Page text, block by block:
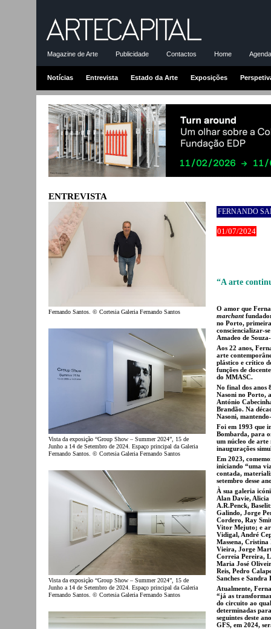
Magazine de Arte Publicidade Contactos Home
Notícias Entrevista Estado da Arte Exposições
ENTREVISTA
Fernando Santos. © Cortesia Galeria Fernando Santos
Vista da exposição “Group Show – Summer 2024”, 15 de
Junho a 14 de Setembro de 2024. Espaço principal da Galeria
Fernando Santos. © Cortesia Galeria Fernando Santos
Vista da exposição “Group Show – Summer 2024”, 15 de
Junho a 14 de Setembro de 2024. Espaço principal da Galeria
Fernando Santos. © Cortesia Galeria Fernando Santos
FERNANDO
01/07/2024
“A arte
O amor que
marchant
no Porto,
consciencializar-
Amadeo de
Aos 22 anos,
arte
plástico e crítico
funções de
do MMASC.
No final dos anos
Nasoni no Porto,
António
Brandão. Na
Nasoni,
Foi em 1993 que
Bombarda, para
um núcleo de
inaugurações
Em 2023,
iniciando “uma
contada,
setembro desse
À sua galeria
Alan Davie, Alicia
A.R.Penck,
Galindo, Jorge
Cordero, Ray
Vitor Mejuto; e
Vidigal, André
Massena,
Vieira, Jorge
Correia Pereira,
Maria José
Reis, Pedro
Sanches e
Atualmente,
“já as
do circuito ao
determinadas
seguintes deste
GFS, em 2024,